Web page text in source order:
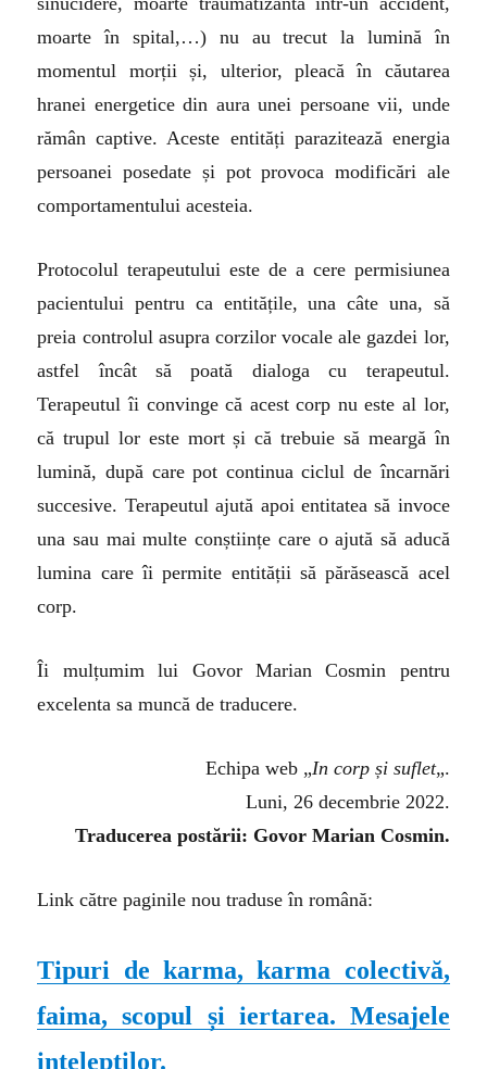
moarte în spital,…) nu au trecut la lumină în
momentul morții și, ulterior, pleacă în căutarea
hranei energetice din aura unei persoane vii, unde
rămân captive. Aceste entități parazitează energia
persoanei posedate și pot provoca modificări ale
comportamentului acesteia.
Protocolul terapeutului este de a cere permisiunea
pacientului pentru ca entitățile, una câte una, să
preia controlul asupra corzilor vocale ale gazdei lor,
astfel încât să poată dialoga cu terapeutul.
Terapeutul îi convinge că acest corp nu este al lor,
că trupul lor este mort și că trebuie să meargă în
lumină, după care pot continua ciclul de încarnări
succesive. Terapeutul ajută apoi entitatea să invoce
una sau mai multe conștiințe care o ajută să aducă
lumina care îi permite entității să părăsească acel
corp.
Îi mulțumim lui Govor Marian Cosmin pentru
excelenta sa muncă de traducere.
Echipa web „In corp și suflet„.
Luni, 26 decembrie 2022.
Traducerea postării: Govor Marian Cosmin.
Link către paginile nou traduse în română:
Tipuri de karma, karma colectivă,
faima, scopul și iertarea. Mesajele
intelepților.